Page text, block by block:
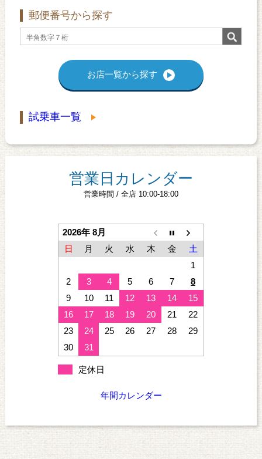
郵便番号から探す
お店一覧から探す
試乗車一覧
営業日カレンダー
営業時間 / 全店 10:00-18:00
2026年 8月
日
月 火 水 木 金
土
1
2
3 4 5 6 7
8
9
10 11 12 13 14
15
16
17 18 19 20 21
22
23
24 25 26 27 28
29
30
31
定休日
年間カレンダー